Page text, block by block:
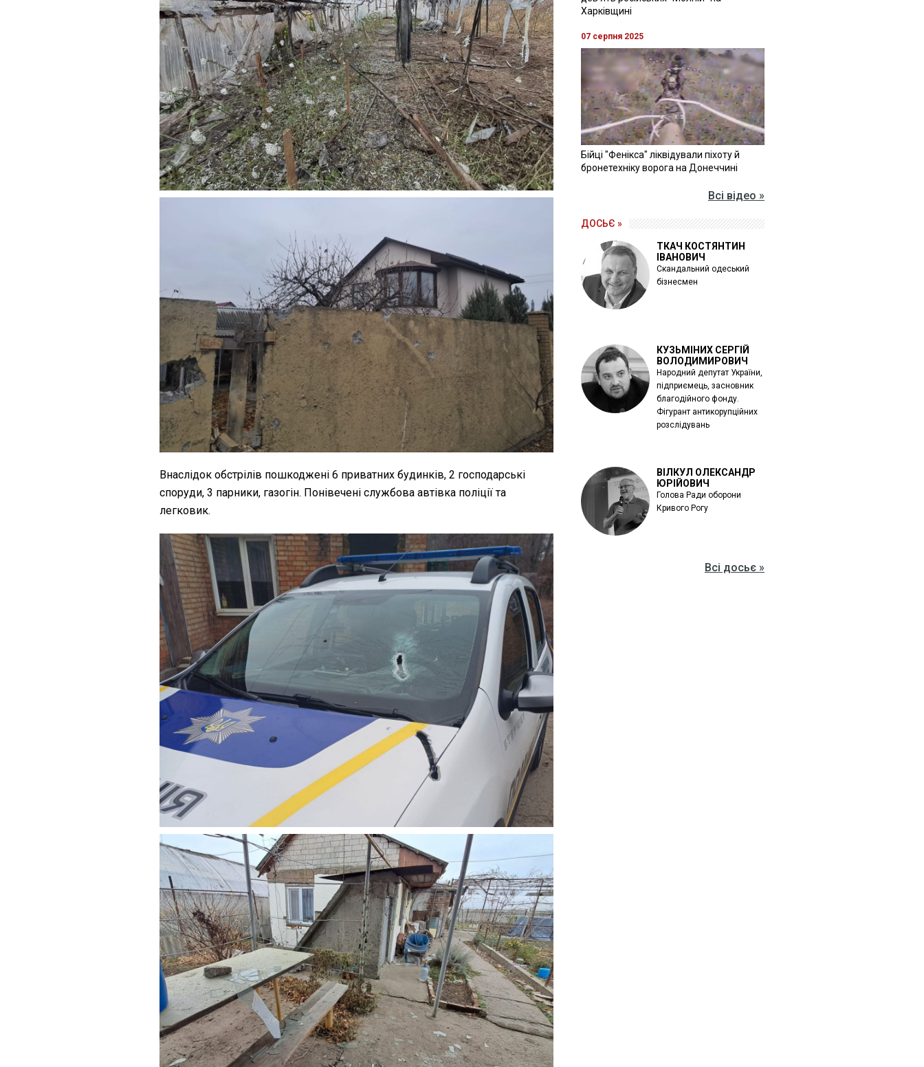
Внаслідок обстрілів пошкоджені 6 приватних будинків, 2 господарські
споруди, 3 парники, газогін. Понівечені службова автівка поліції та
легковик.
Харківщині
07 серпня 2025
Бійці "Фенікса" ліквідували піхоту й
бронетехніку ворога на Донеччині
Всі відео »
ДОСЬЄ »
ТКАЧ КОСТЯНТИН
ІВАНОВИЧ
Скандальний одеський
бізнесмен
КУЗЬМІНИХ СЕРГІЙ
ВОЛОДИМИРОВИЧ
Народний депутат України,
підприємець, засновник
благодійного фонду.
Фігурант антикорупційних
розслідувань
ВІЛКУЛ ОЛЕКСАНДР
ЮРІЙОВИЧ
Голова Ради оборони
Кривого Рогу
Всі досьє »